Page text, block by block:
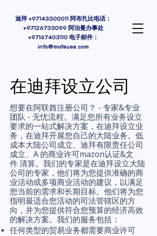
迪拜+97143300011阿布扎比电话：
+97126733099 阿治曼办事处
+97167403110电子邮件：
info@mofauae.com
在迪拜设立公司
想要在阿联酋注册公司？ - 专家&专业
团队 - 无忧流程。满足您所有业务设立
要求的一站式解决方案，在迪拜设立业
务，在迪拜开展您自己的大陆业务。低
成本大陆公司成立、迪拜有限责任公司
成立、A 的商业许可mazon认证&文
件清算。我们的专家是在迪拜设立大陆
公司的专家，他们将为您提供准确的商
业活动或多项商业活动的建议，以满足
您当前的需求和长期目标。他们将为您
指明最适合您活动的司法管辖区的方
向，并为您提供符合您预算的经济高效
的解决方案。我们的服务包括：
任何类型的贸易业务都需要商业许可